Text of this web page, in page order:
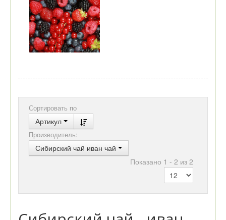
Сортировать по
Артикул
Производитель:
Сибирский чай иван чай
Показано 1 - 2 из 2